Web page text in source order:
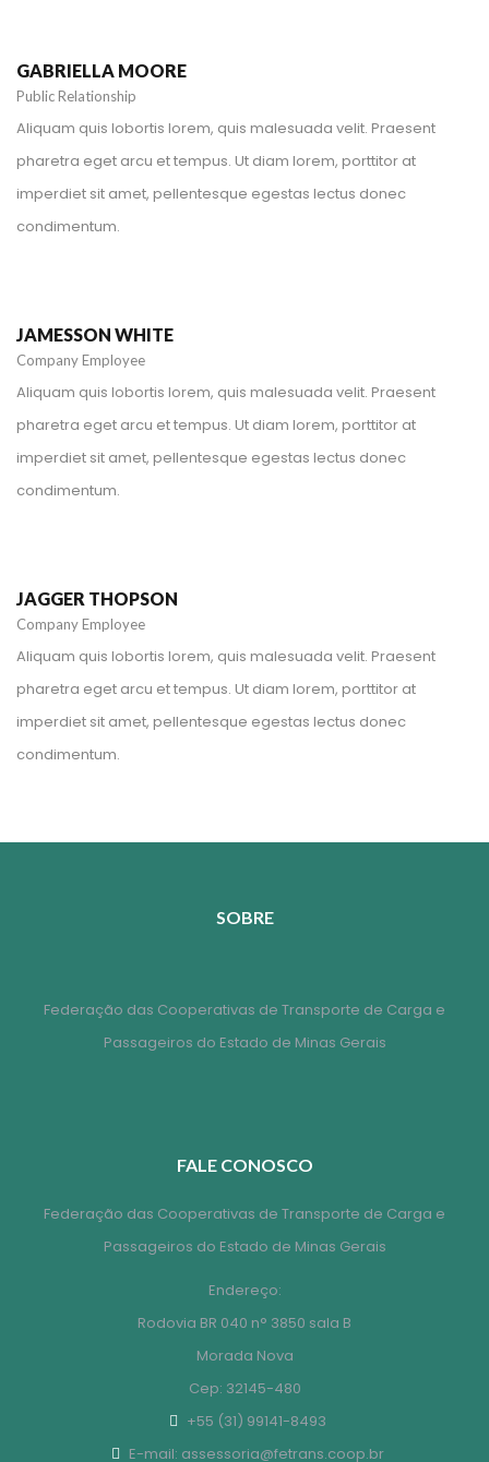
GABRIELLA MOORE
Public Relationship
Aliquam quis lobortis lorem, quis malesuada velit. Praesent
pharetra eget arcu et tempus. Ut diam lorem, porttitor at
imperdiet sit amet, pellentesque egestas lectus donec
condimentum.
JAMESSON WHITE
Company Employee
Aliquam quis lobortis lorem, quis malesuada velit. Praesent
pharetra eget arcu et tempus. Ut diam lorem, porttitor at
imperdiet sit amet, pellentesque egestas lectus donec
condimentum.
JAGGER THOPSON
Company Employee
Aliquam quis lobortis lorem, quis malesuada velit. Praesent
pharetra eget arcu et tempus. Ut diam lorem, porttitor at
imperdiet sit amet, pellentesque egestas lectus donec
condimentum.
SOBRE
Federação das Cooperativas de Transporte de Carga e
Passageiros do Estado de Minas Gerais
FALE CONOSCO
Federação das Cooperativas de Transporte de Carga e
Passageiros do Estado de Minas Gerais
Endereço:
Rodovia BR 040 n° 3850 sala B
Morada Nova
Cep: 32145-480
+55 (31) 99141-8493
E-mail: assessoria@fetrans.coop.br